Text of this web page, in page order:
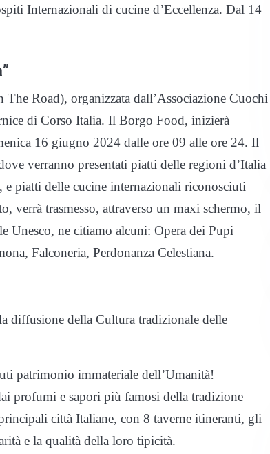
Internazionali di cucine d’Eccellenza. Dal 14
Road), organizzata dall’Associazione Cuochi
di Corso Italia. Il Borgo Food, inizierà
16 giugno 2024 dalle ore 09 alle ore 24. Il
verranno presentati piatti delle regioni d’Italia
e piatti delle cucine internazionali riconosciuti
verrà trasmesso, attraverso un maxi schermo, il
Unesco, ne citiamo alcuni: Opera dei Pupi
Falconeria, Perdonanza Celestiana.
diffusione della Cultura tradizionale delle
patrimonio immateriale dell’Umanità!
profumi e sapori più famosi della tradizione
città Italiane, con 8 taverne itineranti, gli
e la qualità della loro tipicità.